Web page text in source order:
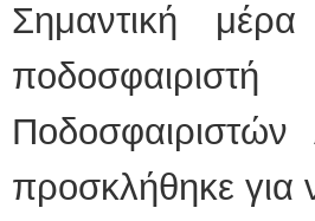
Σημαντική
προσκλήθηκε για